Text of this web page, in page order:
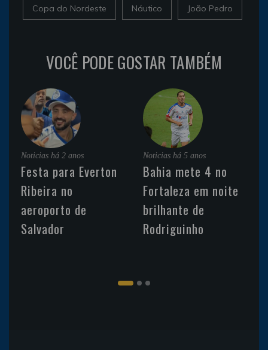
Copa do Nordeste Náutico João Pedro
VOCÊ PODE GOSTAR TAMBÉM
Noticias há 2 anos
Festa para Everton
Ribeira no
aeroporto de
Salvador
Noticias há 5 anos
Bahia mete 4 no
Fortaleza em noite
brilhante de
Rodriguinho